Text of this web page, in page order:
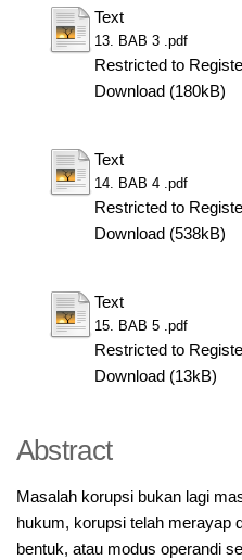
Text
13. BAB 3 .pdf
Restricted to
Download (180kB)
Text
14. BAB 4 .pdf
Restricted to
Download (538kB)
Text
15. BAB 5 .pdf
Restricted to
Download (13kB)
Abstract
Masalah korupsi bukan lagi
hukum, korupsi telah merayap
bentuk, atau modus operandi